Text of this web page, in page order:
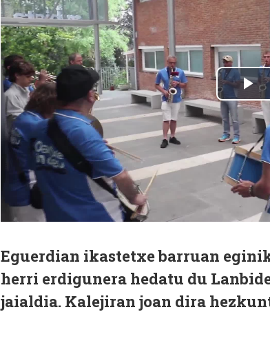
Eguerdian ikastetxe barruan
herri erdigunera hedatu du
jaialdia. Kalejiran joan dira